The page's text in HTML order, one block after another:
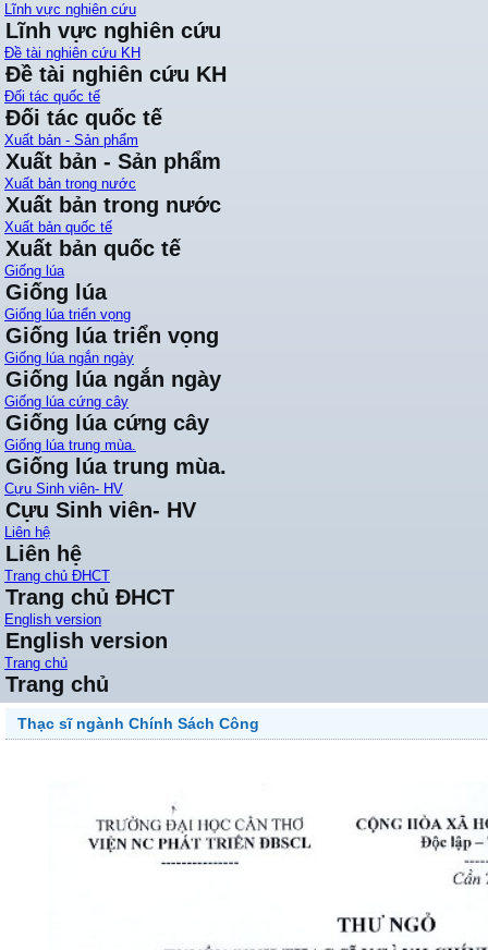
Lĩnh vực nghiên cứu
Lĩnh vực nghiên cứu
Đề tài nghiên cứu KH
Đề tài nghiên cứu KH
Đối tác quốc tế
Đối tác quốc tế
Xuất bản - Sản phẩm
Xuất bản - Sản phẩm
Xuất bản trong nước
Xuất bản trong nước
Xuất bản quốc tế
Xuất bản quốc tế
Giống lúa
Giống lúa
Giống lúa triển vọng
Giống lúa triển vọng
Giống lúa ngắn ngày
Giống lúa ngắn ngày
Giống lúa cứng cây
Giống lúa cứng cây
Giống lúa trung mùa.
Giống lúa trung mùa.
Cựu Sinh viên- HV
Cựu Sinh viên- HV
Liên hệ
Liên hệ
Trang chủ ĐHCT
Trang chủ ĐHCT
English version
English version
Trang chủ
Trang chủ
Thạc sĩ ngành Chính Sách Công